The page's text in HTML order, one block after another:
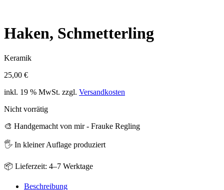
Haken, Schmetterling
Keramik
25,00 €
inkl. 19 % MwSt. zzgl. Versandkosten
Nicht vorrätig
🎨 Handgemacht von mir - Frauke Regling
🖐️ In kleiner Auflage produziert
📦 Lieferzeit: 4–7 Werktage
Beschreibung